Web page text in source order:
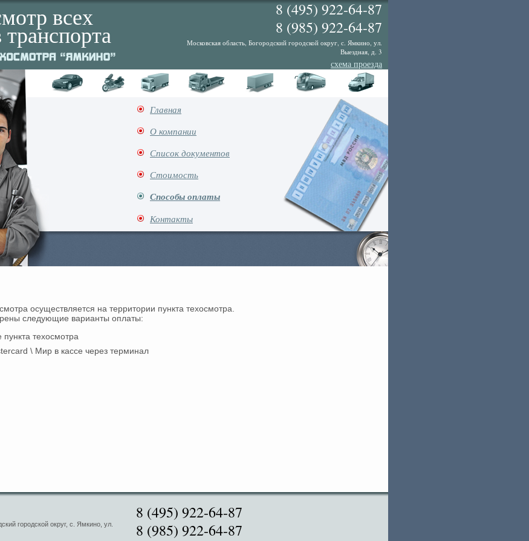
всех
8 (495) 922-64-87
8 (985) 922-64-87
Московская область, Богородский городской округ, с. Ямкино, ул.
Выездная, д. 3
схема проезда
Главная
О компании
Список документов
Стоимость
Способы оплаты
Контакты
осуществляется на территории пункта техосмотра.
следующие варианты оплаты:
техосмотра
\ Мир в кассе через терминал
городской округ, с. Ямкино, ул.
8 (495) 922-64-87
8 (985) 922-64-87